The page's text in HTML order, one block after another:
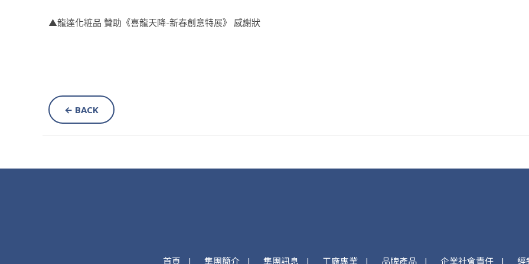
▲龍達化粧品 贊助《喜龍天降-新春創意特展》 感謝狀
← BACK
首頁 集團簡介 集團訊息 工廠專業 品牌產品 企業社會責任 經